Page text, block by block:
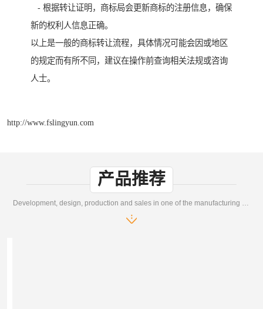
- 根据转让证明，商标局会更新商标的注册信息，确保
新的权利人信息正确。
以上是一般的商标转让流程，具体情况可能会因或地区
的规定而有所不同，建议在操作前查询相关法规或咨询
人士。
http://www.fslingyun.com
产品推荐